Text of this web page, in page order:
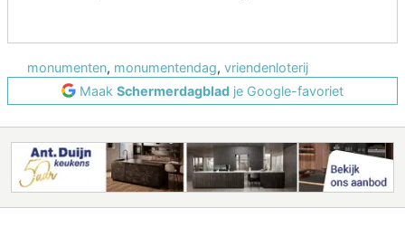
monumenten, monumentendag, vriendenloterij
Maak Schermerdagblad je Google-favoriet